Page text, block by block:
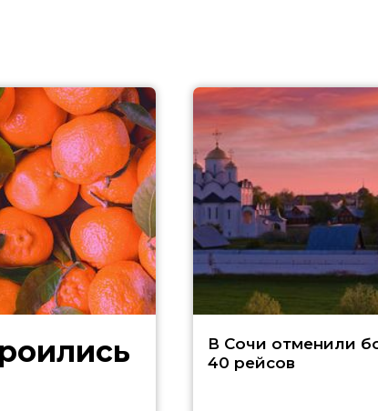
В Сочи отменили
40 рейсов